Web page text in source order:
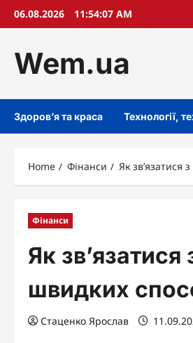
Skip06.08.2026 11:54:08 AM
Wem.ua
Здоров’я та краса Технології,
Home Фінанси Як зв’язатися
Фінанси
Як
швидких
Стаценко Ярослав